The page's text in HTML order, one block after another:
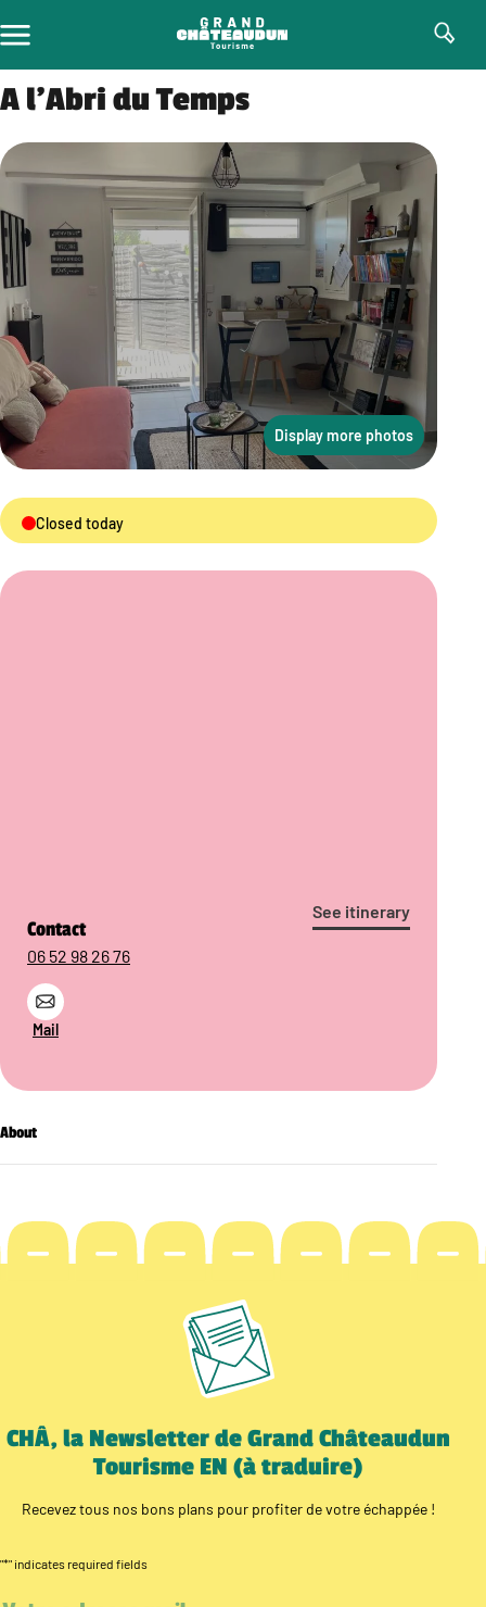
to
content
A l’Abri du Temps
Display more photos
Closed today
See itinerary
Contact
06 52 98 26 76
Mail
About
CHÂ, la Newsletter de Grand Châteaudun
Tourisme EN (à traduire)
Recevez tous nos bons plans pour profiter de votre échappée !
"*" indicates required fields